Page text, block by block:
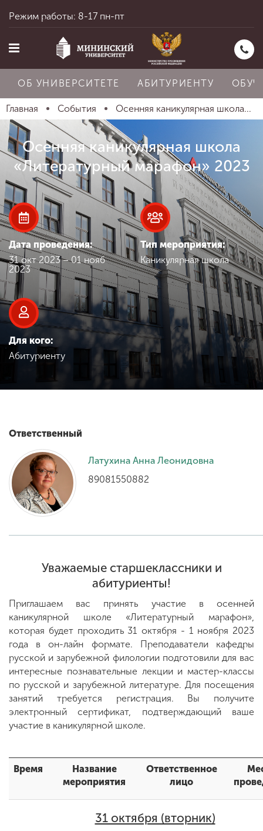
Главная
Об университете
Абитуриенту
Обучение
Наука
Международная
деятельность
Студенческая жизнь
Сведения об
образовательной
организации
ENG SPN CHI
Приемная
комиссия
+7 (831) 262-26-20
Режим работы: 8-17 пн-пт
ОБ УНИВЕРСИТЕТЕ АБИТУРИЕНТУ
Главная События Осенняя каникулярная школа...
Осенняя каникулярная школа
«Литературный марафон» 2023
Дата проведения:
31 окт 2023 – 01 нояб
2023
Тип мероприятия:
Каникулярная школа
Для кого:
Абитуриенту
Ответственный
Латухина Анна Леонидовна
89081550882
Уважаемые старшеклассники и
абитуриенты!
Приглашаем вас принять участие в осенней
каникулярной школе «Литературный марафон»,
которая будет проходить 31 октября - 1 ноября 2023
года в он-лайн формате. Преподаватели кафедры
русской и зарубежной филологии подготовили для вас
интересные познавательные лекции и мастер-классы
по русской и зарубежной литературе. Для посещения
занятий требуется регистрация. Вы получите
электронный сертификат, подтверждающий ваше
участие в каникулярной школе.
Время
Название
мероприятия
Ответственное
лицо
31 октября (вторник)